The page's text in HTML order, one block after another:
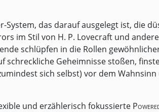
System, das darauf ausgelegt ist, die
im Stil von H. P. Lovecraft und
schlüpfen in die Rollen
schreckliche Geheimnisse stoßen,
sich selbst) vor dem
und erzählerisch fokussierte